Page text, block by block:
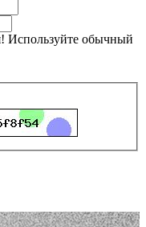
Используйте обычный